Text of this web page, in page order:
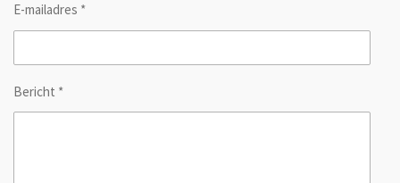
E-mailadres *
Bericht *